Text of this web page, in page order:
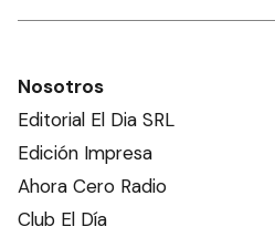
Nosotros
Editorial El Dia SRL
Edición Impresa
Ahora Cero Radio
Club El Día